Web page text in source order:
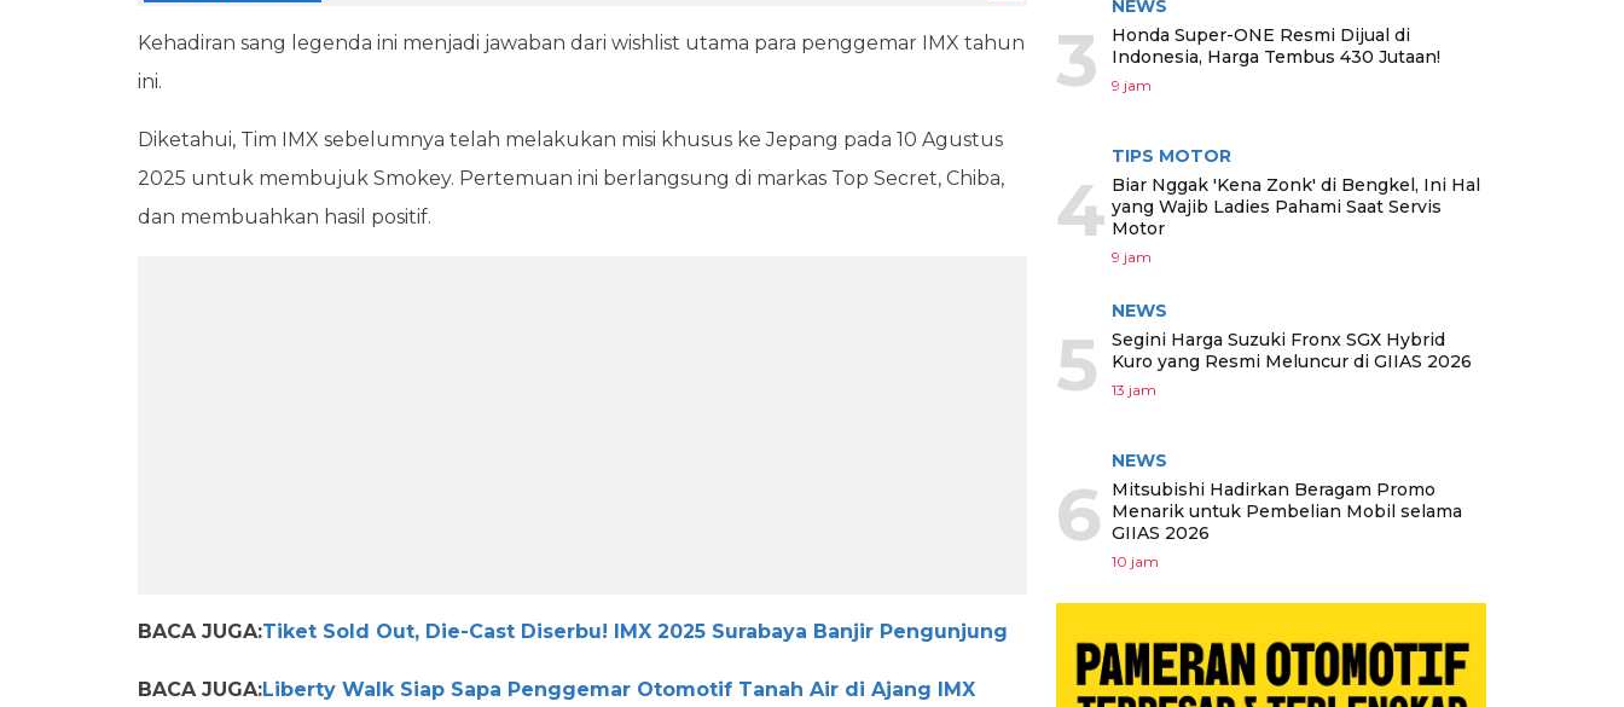
Kehadiran sang legenda ini menjadi jawaban dari wishlist utama para penggemar IMX tahun
ini.
Diketahui, Tim IMX sebelumnya telah melakukan misi khusus ke Jepang pada 10 Agustus
2025 untuk membujuk Smokey. Pertemuan ini berlangsung di markas Top Secret, Chiba,
dan membuahkan hasil positif.
BACA JUGA:Tiket Sold Out, Die-Cast Diserbu! IMX 2025 Surabaya Banjir Pengunjung
BACA JUGA:Liberty Walk Siap Sapa Penggemar Otomotif Tanah Air di Ajang IMX
3
NEWS
Honda Super-ONE Resmi Dijual di
Indonesia, Harga Tembus 430 Jutaan!
9 jam
4
TIPS MOTOR
Biar Nggak 'Kena Zonk' di Bengkel, Ini Hal
yang Wajib Ladies Pahami Saat Servis
Motor
9 jam
5
NEWS
Segini Harga Suzuki Fronx SGX Hybrid
Kuro yang Resmi Meluncur di GIIAS 2026
13 jam
6
NEWS
Mitsubishi Hadirkan Beragam Promo
Menarik untuk Pembelian Mobil selama
GIIAS 2026
10 jam